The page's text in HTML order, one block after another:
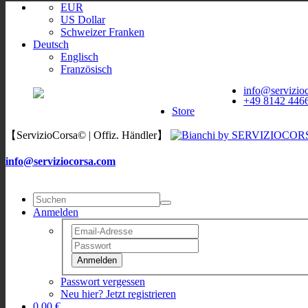
EUR
US Dollar
Schweizer Franken
Deutsch
Englisch
Französisch
ServizioCorsa
+49 8142
Store
【ServizioCorsa© | Offiz. Händler】
info@serviziocorsa.com
Anmelden
Anmelden
Passwort vergessen
Neu hier? Jetzt registrieren